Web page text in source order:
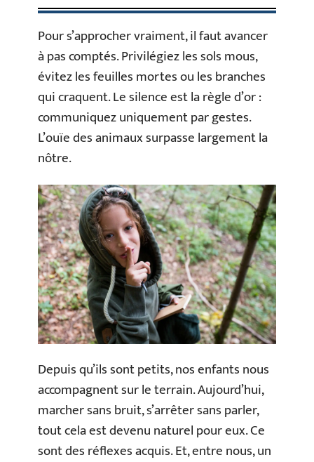
Pour s’approcher vraiment, il faut avancer
à pas comptés. Privilégiez les sols mous,
évitez les feuilles mortes ou les branches
qui craquent. Le silence est la règle d’or :
communiquez uniquement par gestes.
L’ouïe des animaux surpasse largement la
nôtre.
Depuis qu’ils sont petits, nos enfants nous
accompagnent sur le terrain. Aujourd’hui,
marcher sans bruit, s’arrêter sans parler,
tout cela est devenu naturel pour eux. Ce
sont des réflexes acquis. Et, entre nous, un